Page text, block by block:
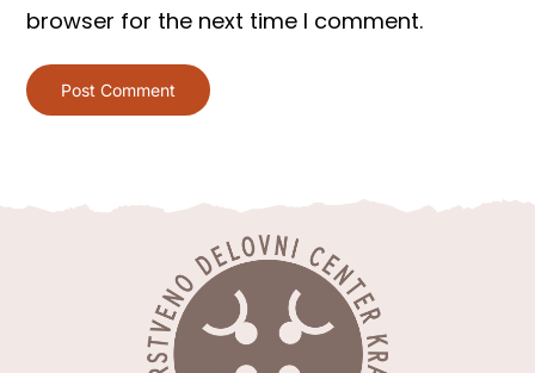
browser for the next time I comment.